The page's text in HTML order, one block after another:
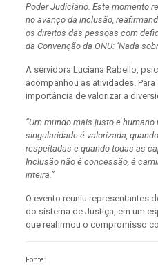
Poder Judiciário. Este momento
no avanço da inclusão,
os direitos das pessoas com
da Convenção da ONU: ‘Nada
A servidora Luciana Rabello,
acompanhou as atividades.
importância de valorizar a
“Um mundo mais justo e
singularidade é valorizada,
respeitadas e quando todas as
Inclusão não é concessão, é
inteira.”
O evento reuniu representantes
do sistema de Justiça, em um
que reafirmou o compromisso
Fonte: